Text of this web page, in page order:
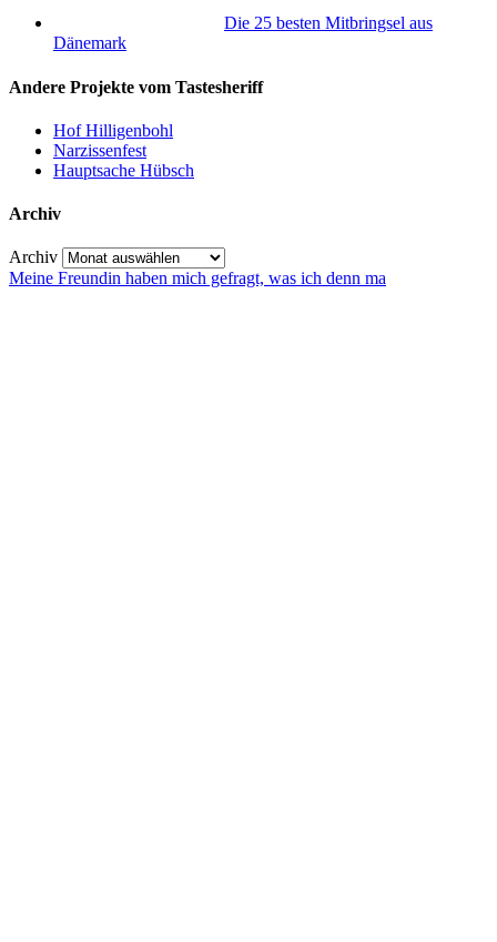
Die 25 besten Mitbringsel aus
Dänemark
Andere Projekte vom Tastesheriff
Hof Hilligenbohl
Narzissenfest
Hauptsache Hübsch
Archiv
Archiv
Meine Freundin haben mich gefragt, was ich denn ma